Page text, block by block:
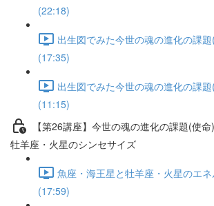
(22:18)
出生図でみた今世の魂の進化の課
(17:35)
出生図でみた今世の魂の進化の課
(11:15)
【第26講座】今世の魂の進化の課題(使
牡羊座・火星のシンセサイズ
魚座・海王星と牡羊座・火星のエ
(17:59)